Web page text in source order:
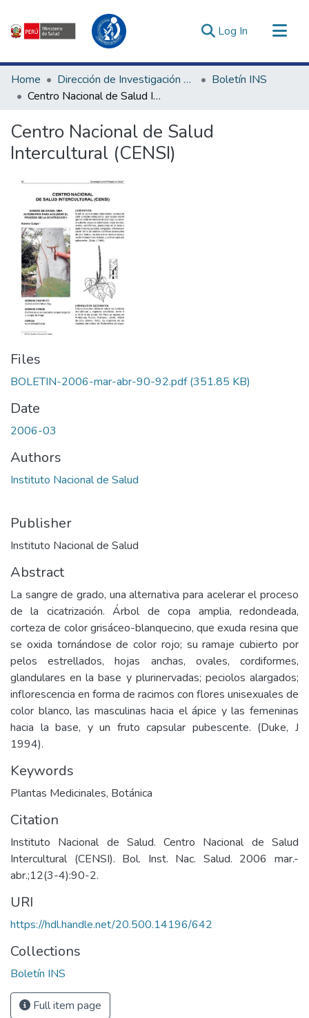
Log In (current)
Communities & Collections
All of DSpace
Estadísticas Externas
Enlaces de interés ▾
Home Dirección de Investigación e Innovación en Salud
Boletín INS
Centro Nacional de Salud Intercultural (CENSI)
Centro Nacional de Salud
Intercultural (CENSI)
Files
BOLETIN-2006-mar-abr-90-92.pdf(351.85 KB)
Date
2006-03
Authors
Instituto Nacional de Salud
Publisher
Instituto Nacional de Salud
Abstract
La sangre de grado, una alternativa para acelerar el proceso
de la cicatrización. Árbol de copa amplia, redondeada,
corteza de color grisáceo-blanquecino, que exuda resina que
se oxida tornándose de color rojo; su ramaje cubierto por
pelos estrellados, hojas anchas, ovales, cordiformes,
glandulares en la base y plurinervadas; peciolos alargados;
inflorescencia en forma de racimos con flores unisexuales de
color blanco, las masculinas hacia el ápice y las femeninas
hacia la base, y un fruto capsular pubescente. (Duke, J
1994).
Keywords
Plantas Medicinales, Botánica
Citation
Instituto Nacional de Salud. Centro Nacional de Salud
Intercultural (CENSI). Bol. Inst. Nac. Salud. 2006 mar.-
abr.;12(3-4):90-2.
URI
https://hdl.handle.net/20.500.14196/642
Collections
Boletín INS
Full item page